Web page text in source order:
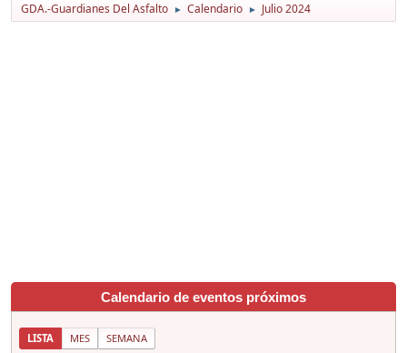
GDA.-Guardianes Del Asfalto ► Calendario ► Julio 2024
Calendario de eventos próximos
LISTA MES SEMANA